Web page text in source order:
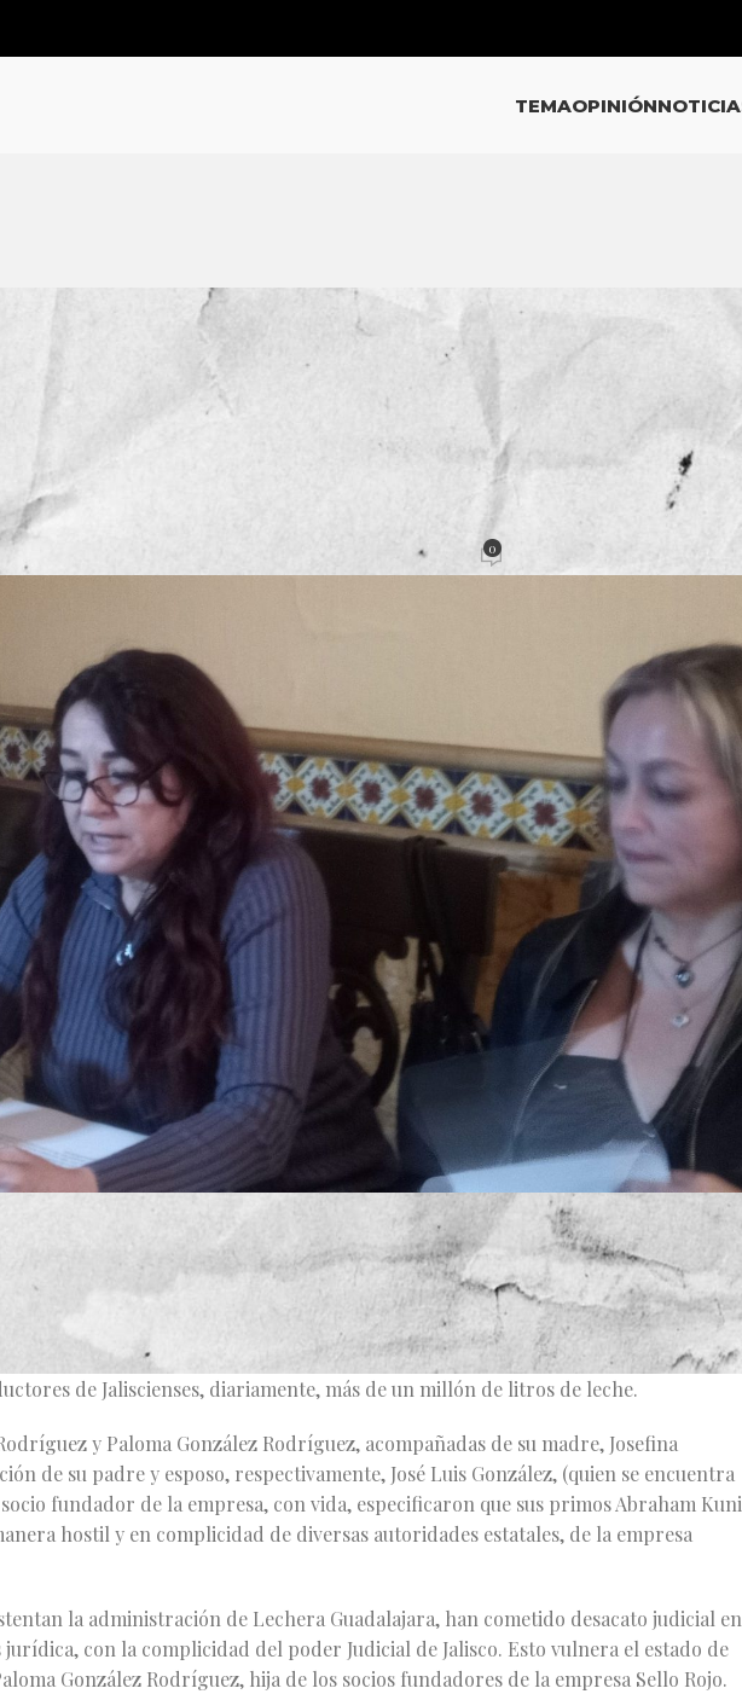
TEMAOPINIÓN
LECHERA GUADALAJARA Y EL TRÁFICO DE
GUBERNAMENTAL
Activado 28 noviembre, 2022 0
legal por derechos hereditarios y acciones mercantiles; además de pulverizar
de la tercera industrializadora de productos lácteos del país, Lechera
año de 1961 en la capital tapatía, que a la fecha factura anualmente cerca de 6 mil
de Jaliscienses, diariamente, más de un millón de litros de leche.
y Paloma González Rodríguez, acompañadas de su madre, Josefina
de su padre y esposo, respectivamente, José Luis González, (quien se encuentra
fundador de la empresa, con vida, especificaron que sus primos Abraham
hostil y en complicidad de diversas autoridades estatales, de la empresa
la administración de Lechera Guadalajara, han cometido desacato judicial en
jurídica, con la complicidad del poder Judicial de Jalisco. Esto vulnera el estado de
González Rodríguez, hija de los socios fundadores de la empresa Sello Rojo.